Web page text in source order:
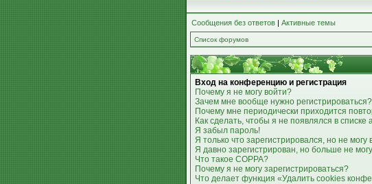
Сообщения без ответов | Активные темы
Список форумов
Вход на конференцию и регистрация
Почему я не могу войти?
Зачем мне вообще нужно регистрироваться?
Почему мне периодически приходится
Как сделать, чтобы я не появлялся в списке
Я забыл пароль!
Я только что зарегистрировался, но не могу
Я давно зарегистрирован, но больше не
Что такое COPPA?
Почему я не могу зарегистрироваться?
Что делает функция «Удалить cookies